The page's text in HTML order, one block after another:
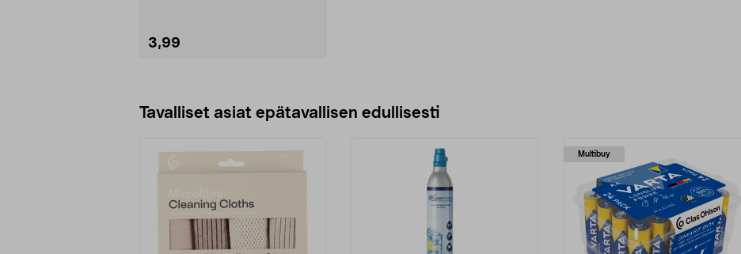
3,99
Tavalliset asiat epätavallisen edullisesti
Multibuy